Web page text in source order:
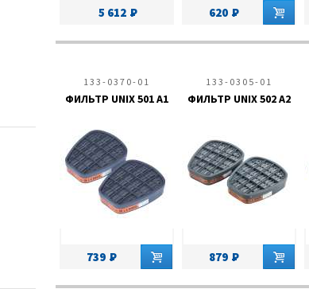
5 612 620
133-0370-01
ФИЛЬТР UNIX 501 A1
739
133-0305-01
ФИЛЬТР UNIX 502 A2
879